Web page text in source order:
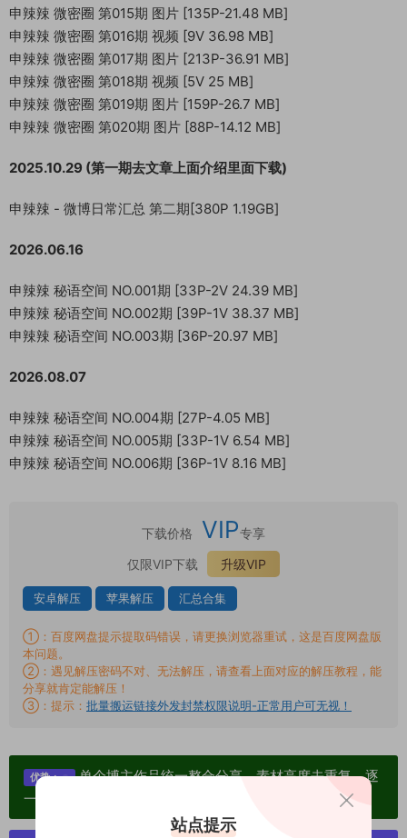
申辣辣 微密圈 第015期 图片 [135P-21.48 MB]
申辣辣 微密圈 第016期 视频 [9V 36.98 MB]
申辣辣 微密圈 第017期 图片 [213P-36.91 MB]
申辣辣 微密圈 第018期 视频 [5V 25 MB]
申辣辣 微密圈 第019期 图片 [159P-26.7 MB]
申辣辣 微密圈 第020期 图片 [88P-14.12 MB]
2025.10.29 (第一期去文章上面介绍里面下载)
申辣辣 - 微博日常汇总 第二期[380P 1.19GB]
2026.06.16
申辣辣 秘语空间 NO.001期 [33P-2V 24.39 MB]
申辣辣 秘语空间 NO.002期 [39P-1V 38.37 MB]
申辣辣 秘语空间 NO.003期 [36P-20.97 MB]
2026.08.07
申辣辣 秘语空间 NO.004期 [27P-4.05 MB]
申辣辣 秘语空间 NO.005期 [33P-1V 6.54 MB]
申辣辣 秘语空间 NO.006期 [36P-1V 8.16 MB]
下载价格 VIP专享
仅限VIP下载
升级VIP
安卓解压 苹果解压 汇总合集
①：百度网盘提示提取码错误，请更换浏览器重试，这是百度网盘版
本问题。
②：遇见解压密码不对、无法解压，请查看上面对应的解压教程，能
分享就肯定能解压！
③：提示： 批量搬运链接外发封禁权限说明-正常用户可无视！
优势：
单个博主作品统一整合分享、素材高度去重复、逐
一归档方便收藏！
站点提示